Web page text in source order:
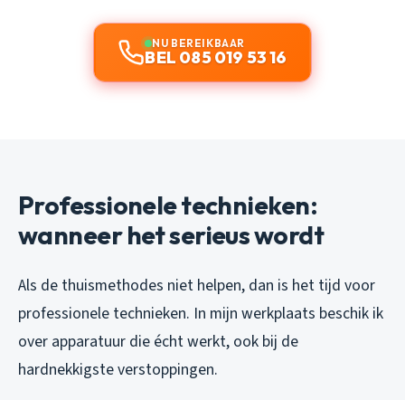
NU BEREIKBAAR
BEL 085 019 53 16
Professionele technieken:
wanneer het serieus wordt
Als de thuismethodes niet helpen, dan is het tijd voor
professionele technieken. In mijn werkplaats beschik ik
over apparatuur die écht werkt, ook bij de
hardnekkigste verstoppingen.